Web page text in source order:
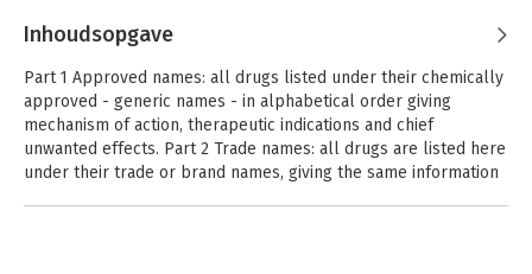
Inhoudsopgave
Part 1 Approved names: all drugs listed under their chemically
approved - generic names - in alphabetical order giving
mechanism of action, therapeutic indications and chief
unwanted effects. Part 2 Trade names: all drugs are listed here
under their trade or brand names, giving the same information